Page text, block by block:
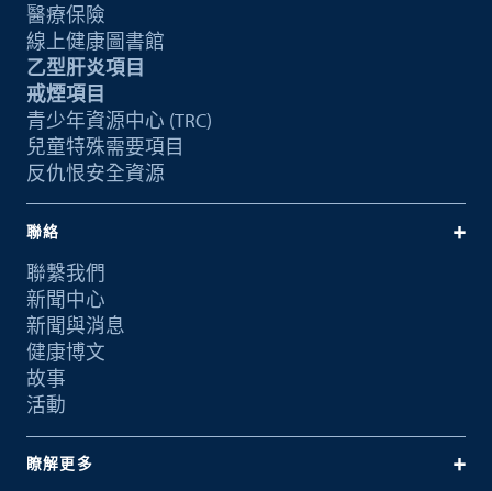
醫療保險
線上健康圖書館
乙型肝炎項目
戒煙項目
青少年資源中心 (TRC)
兒童特殊需要項目
反仇恨安全資源
聯絡
聯繫我們
新聞中心
新聞與消息
健康博文
故事
活動
瞭解更多